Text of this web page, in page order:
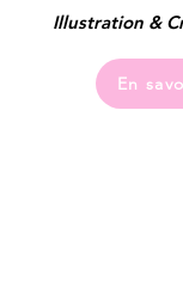
Illustration &
En